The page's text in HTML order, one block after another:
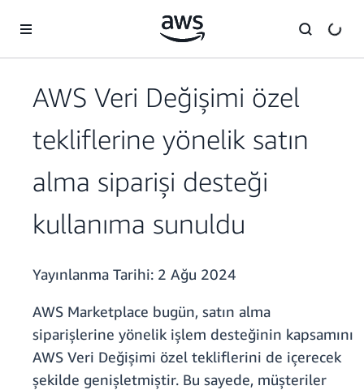
AWS Veri Değişimi özel
tekliflerine yönelik satın
alma siparişi desteği
kullanıma sunuldu
Yayınlanma Tarihi: 2 Ağu 2024
AWS Marketplace bugün, satın alma
siparişlerine yönelik işlem desteğinin kapsamını
AWS Veri Değişimi özel tekliflerini de içerecek
şekilde genişletmiştir. Bu sayede, müşteriler